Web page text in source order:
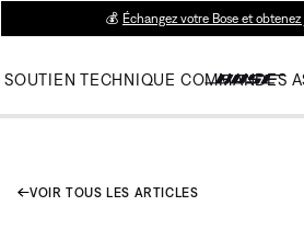
💰 Échangez votre Bose et obtenez
SOUTIEN TECHNIQUE COMMANDES
VOIR TOUS LES ARTICLES